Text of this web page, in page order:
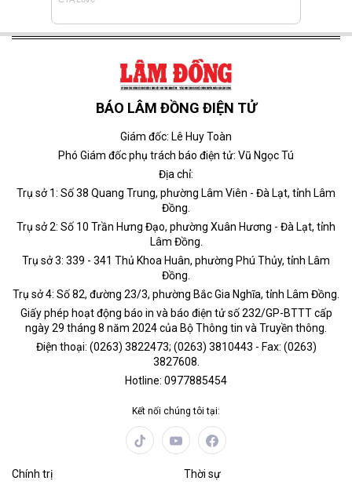
BÁO LÂM ĐỒNG ĐIỆN TỬ
Giám đốc: Lê Huy Toàn
Phó Giám đốc phụ trách báo điện tử: Vũ Ngọc Tú
Địa chỉ:
Trụ sở 1: Số 38 Quang Trung, phường Lâm Viên - Đà Lạt, tỉnh Lâm
Đồng.
Trụ sở 2: Số 10 Trần Hưng Đạo, phường Xuân Hương - Đà Lạt, tỉnh
Lâm Đồng.
Trụ sở 3: 339 - 341 Thủ Khoa Huân, phường Phú Thủy, tỉnh Lâm
Đồng.
Trụ sở 4: Số 82, đường 23/3, phường Bắc Gia Nghĩa, tỉnh Lâm Đồng.
Giấy phép hoạt động báo in và báo điện tử số 232/GP-BTTT cấp
ngày 29 tháng 8 năm 2024 của Bộ Thông tin và Truyền thông.
Điện thoại: (0263) 3822473; (0263) 3810443 - Fax: (0263)
3827608.
Hotline: 0977885454
Kết nối chúng tôi tại:
Chính trị Thời sự